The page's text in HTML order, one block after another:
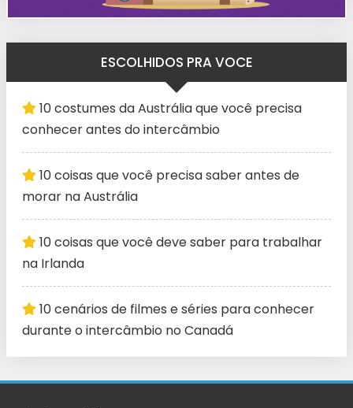
ESCOLHIDOS PRA VOCE
10 costumes da Austrália que você precisa
conhecer antes do intercâmbio
10 coisas que você precisa saber antes de
morar na Austrália
10 coisas que você deve saber para trabalhar
na Irlanda
10 cenários de filmes e séries para conhecer
durante o intercâmbio no Canadá